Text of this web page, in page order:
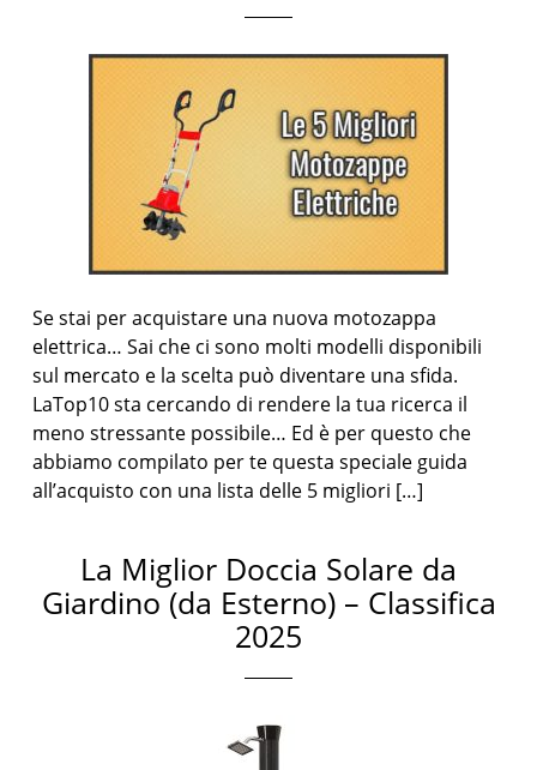
Se stai per acquistare una nuova motozappa
elettrica… Sai che ci sono molti modelli disponibili
sul mercato e la scelta può diventare una sfida.
LaTop10 sta cercando di rendere la tua ricerca il
meno stressante possibile… Ed è per questo che
abbiamo compilato per te questa speciale guida
all’acquisto con una lista delle 5 migliori […]
La Miglior Doccia Solare da
Giardino (da Esterno) – Classifica
2025